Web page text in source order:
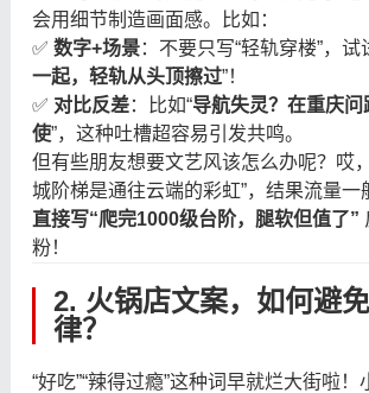
会用细节制造画面感。比如：
✅ 数字+场景：不要只写“轻轨穿楼”，试
一起，轻轨从头顶擦过”！
✅ 对比反差：比如“导航失灵？在重庆问
使”，这种吐槽超容易引发共鸣。
但有些朋友想要文艺风该怎么办呢？哎
城阶梯是通往云端的彩虹”，结果流量一
直接写“爬完1000级台阶，腿软但值了”
粉！
2. 火锅店文案，如何避
律？
“好吃”“辣得过瘾”这种词早就烂大街啦